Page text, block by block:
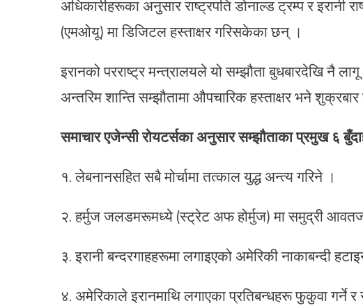
अधिकारीहरूका अनुसार राष्ट्रपति डोनाल्ड ट्रम्प र
(एमओयू) मा डिजिटल हस्ताक्षर गरिसकेका छन् ।
इरानको परराष्ट्र मन्त्रालयले यो सम्झौता बुधबारदेखि नै
अन्तरिम शान्ति सम्झौतामा औपचारिक हस्ताक्षर भने
समाचार एजेन्सी रोयटर्सका अनुसार सम्झौताका प्रमुख ६
१. लेबनानसहित सबै मोर्चामा तत्काल युद्ध अन्त्य गरिने ।
२. हर्मुज जलडमरूमध्ये (स्ट्रेट अफ होर्मुज) मा समुद्री
३. इरानी बन्दरगाहहरूमा लगाइएको अमेरिकी नाकाबन्दी
४. अमेरिकाले इरानमाथि लगाएका प्रतिबन्धहरू फुकुवा गर्ने र